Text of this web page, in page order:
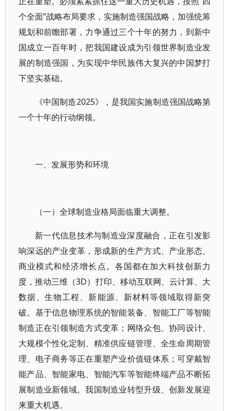
个全面”战略布局要求，实施制造强国战略，加强统筹
规划和前瞻部署，力争通过三个十年的努力，到新中
国成立一百年时，把我国建设成为引领世界制造业发
展的制造强国，为实现中华民族伟大复兴的中国梦打
下坚实基础。
《中国制造2025》，是我国实施制造强国战略第
一个十年的行动纲领。
一、发展形势和环境
（一）全球制造业格局面临重大调整。
新一代信息技术与制造业深度融合，正在引发影
响深远的产业变革，形成新的生产方式、产业形态、
商业模式和经济增长点。各国都在加大科技创新力
度，推动三维（3D）打印、移动互联网、云计算、大
数据、生物工程、新能源、新材料等领域取得新突
破。基于信息物理系统的智能装备、智能工厂等智能
制造正在引领制造方式变革；网络众包、协同设计、
大规模个性化定制、精准供应链管理、全生命周期管
理、电子商务等正在重塑产业价值链体系；可穿戴智
能产品、智能家电、智能汽车等智能终端产品不断拓
展制造业新领域。我国制造业转型升级、创新发展迎
来重大机遇。